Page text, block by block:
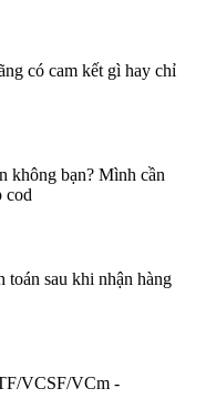
có cam kết gì hay chỉ
không bạn? Mình cần
cod
toán sau khi nhận hàng
VCSF/VCm -